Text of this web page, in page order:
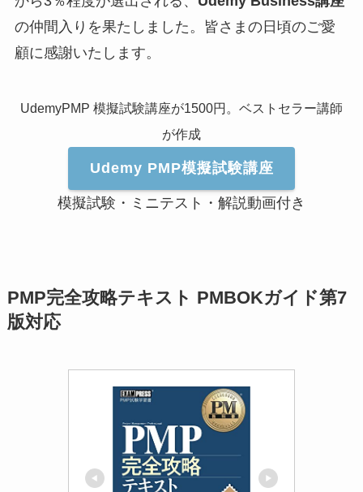
の仲間入りを果たしました。皆さまの日頃のご愛
顧に感謝いたします。
UdemyPMP 模擬試験講座が1500円。ベストセラー講師
が作成
Udemy PMP模擬試験講座
模擬試験・ミニテスト・解説動画付き
PMP完全攻略テキスト PMBOKガイド第7
版対応